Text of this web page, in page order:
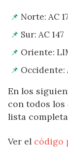
Norte: AC
Sur: AC 147
Oriente:
Occidente:
En los
con todos los
lista
Ver el código